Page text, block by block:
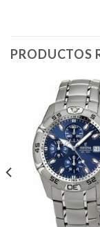
PRODUCTOS